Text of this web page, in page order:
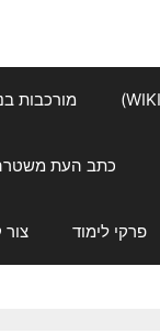
מורכבות
כתב העת
פרקי לימוד